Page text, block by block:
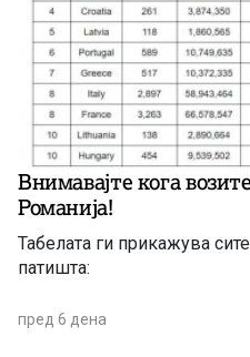
Внимавајте кога
Романија!
Табелата ги прикажува
патишта:
пред 6 дена